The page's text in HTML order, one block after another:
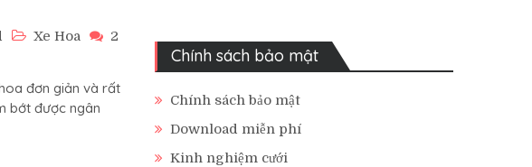
Xe Hoa
2
đơn giản và rất
bớt được ngân
Chính sách bảo mật
Chính sách bảo mật
Download miễn phí
Kinh nghiệm cưới